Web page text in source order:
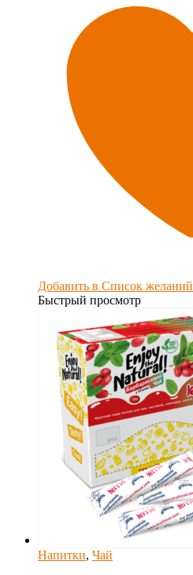
Добавить в Список желаний
Быстрый просмотр
Напитки, Чай